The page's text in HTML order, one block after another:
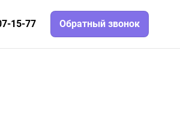
15-77 Обратный звонок